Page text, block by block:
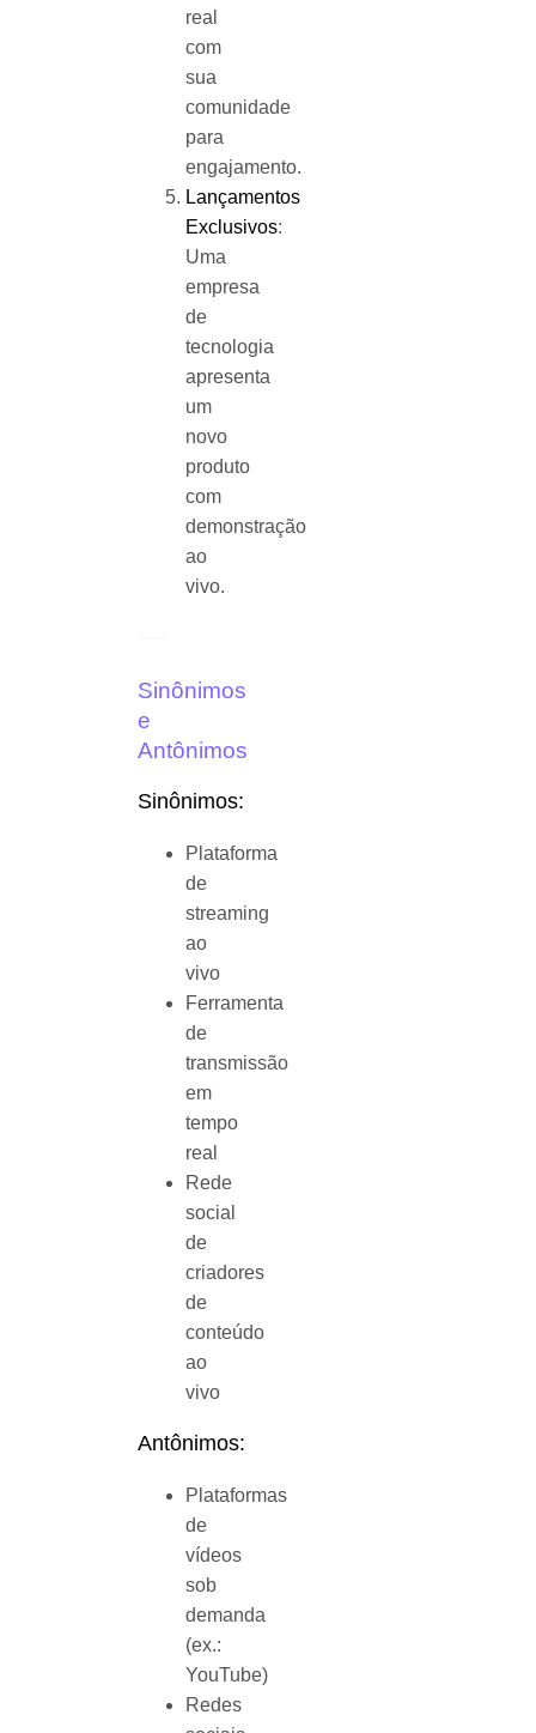
real
com
sua
comunidade
para
engajamento.
Lançamentos
Exclusivos:
Uma
empresa
de
tecnologia
apresenta
um
novo
produto
com
demonstração
ao
vivo.
Sinônimos
e
Antônimos
Sinônimos:
Plataforma
de
streaming
ao
vivo
Ferramenta
de
transmissão
em
tempo
real
Rede
social
de
criadores
de
conteúdo
ao
vivo
Antônimos:
Plataformas
de
vídeos
sob
demanda
(ex.:
YouTube)
Redes